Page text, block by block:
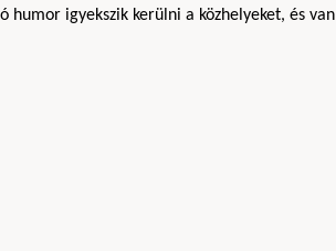
igyekszik kerülni a közhelyeket, és van